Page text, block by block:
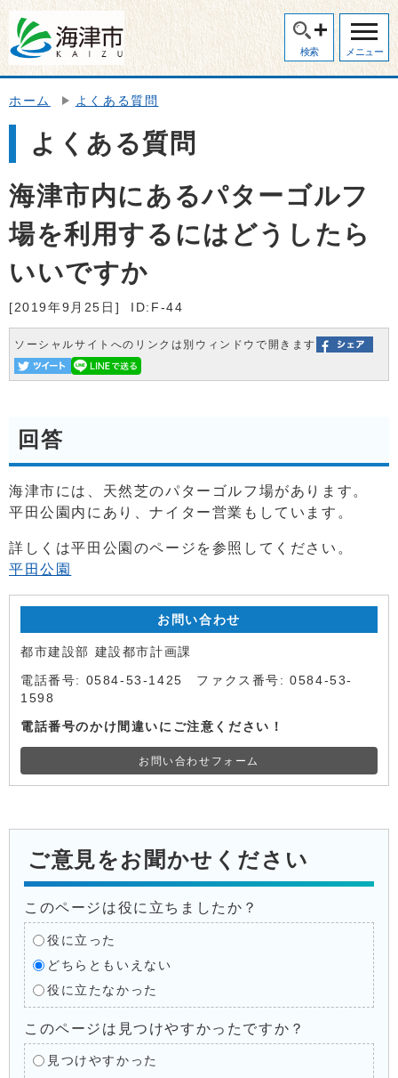
検索 メニュー
ホーム よくある質問
よくある質問
海津市内にあるパターゴルフ
場を利用するにはどうしたら
いいですか
[2019年9月25日] ID:F-44
ソーシャルサイトへのリンクは別ウィンドウで開きます
回答
海津市には、天然芝のパターゴルフ場があります。
平田公園内にあり、ナイター営業もしています。
詳しくは平田公園のページを参照してください。
平田公園
お問い合わせ
都市建設部 建設都市計画課
電話番号: 0584-53-1425 ファクス番号: 0584-53-
1598
電話番号のかけ間違いにご注意ください！
お問い合わせフォーム
ご意見をお聞かせください
このページは役に立ちましたか？
役に立った
どちらともいえない
役に立たなかった
このページは見つけやすかったですか？
見つけやすかった